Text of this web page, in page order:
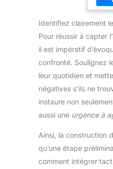
Identifiez clairement
Pour réussir à capter
il est impératif
confronté. Soulignez
leur quotidien et
négatives s’ils ne
instaure non
aussi une urgence à
Ainsi, la construction
qu’une étape
comment intégrer